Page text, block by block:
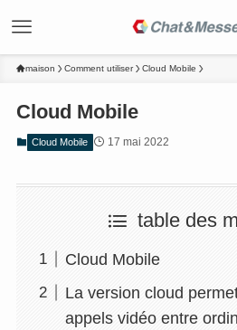
maison Comment utiliser Cloud Mobile
Cloud Mobile
Cloud Mobile 17 mai 2022
table des
Cloud Mobile
La version cloud
appels vidéo entre